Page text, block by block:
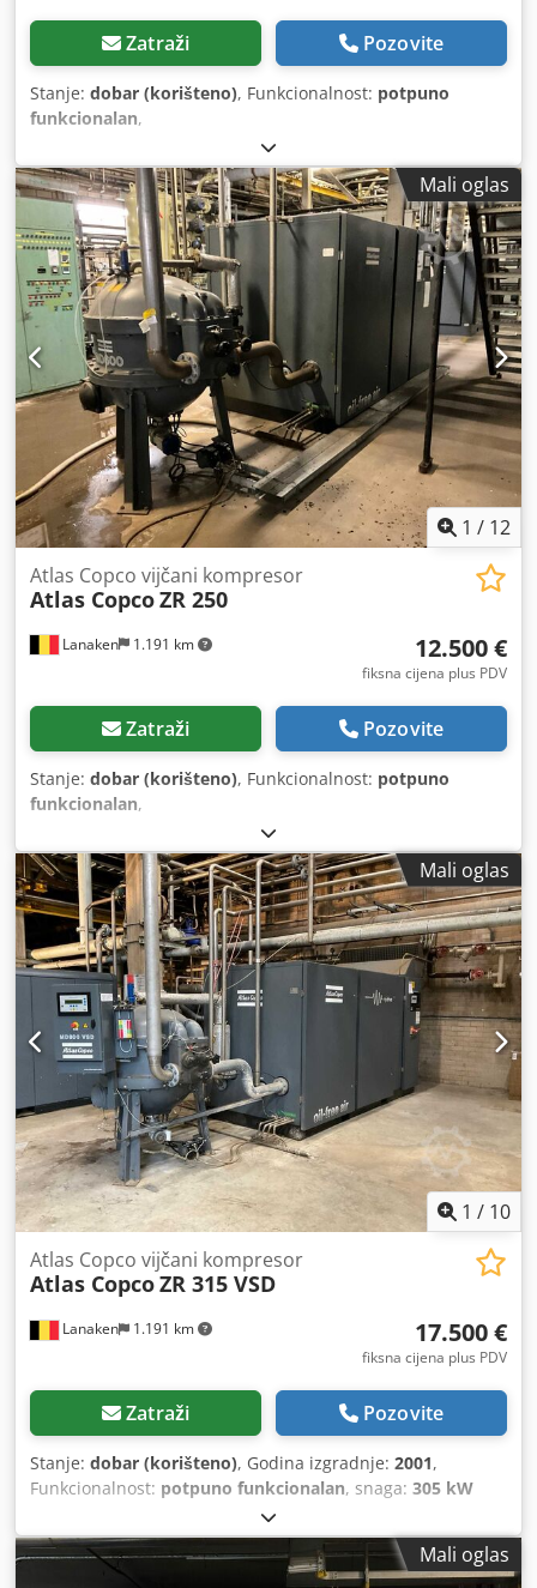
Zatraži Pozovite
Stanje: dobar (korišteno), Funkcionalnost: potpuno
funkcionalan,
Mali oglas
1 / 12
Lanaken 1.191 km
Atlas Copco vijčani kompresor
Atlas CopcoZR 250
12.500 €
fiksna cijena plus PDV
Zatraži Pozovite
Stanje: dobar (korišteno), Funkcionalnost: potpuno
funkcionalan,
Mali oglas
1 / 10
Lanaken 1.191 km
Atlas Copco vijčani kompresor
Atlas CopcoZR 315 VSD
17.500 €
fiksna cijena plus PDV
Zatraži Pozovite
Stanje: dobar (korišteno), Godina izgradnje: 2001,
Funkcionalnost: potpuno funkcionalan, snaga: 305 kW
Mali oglas